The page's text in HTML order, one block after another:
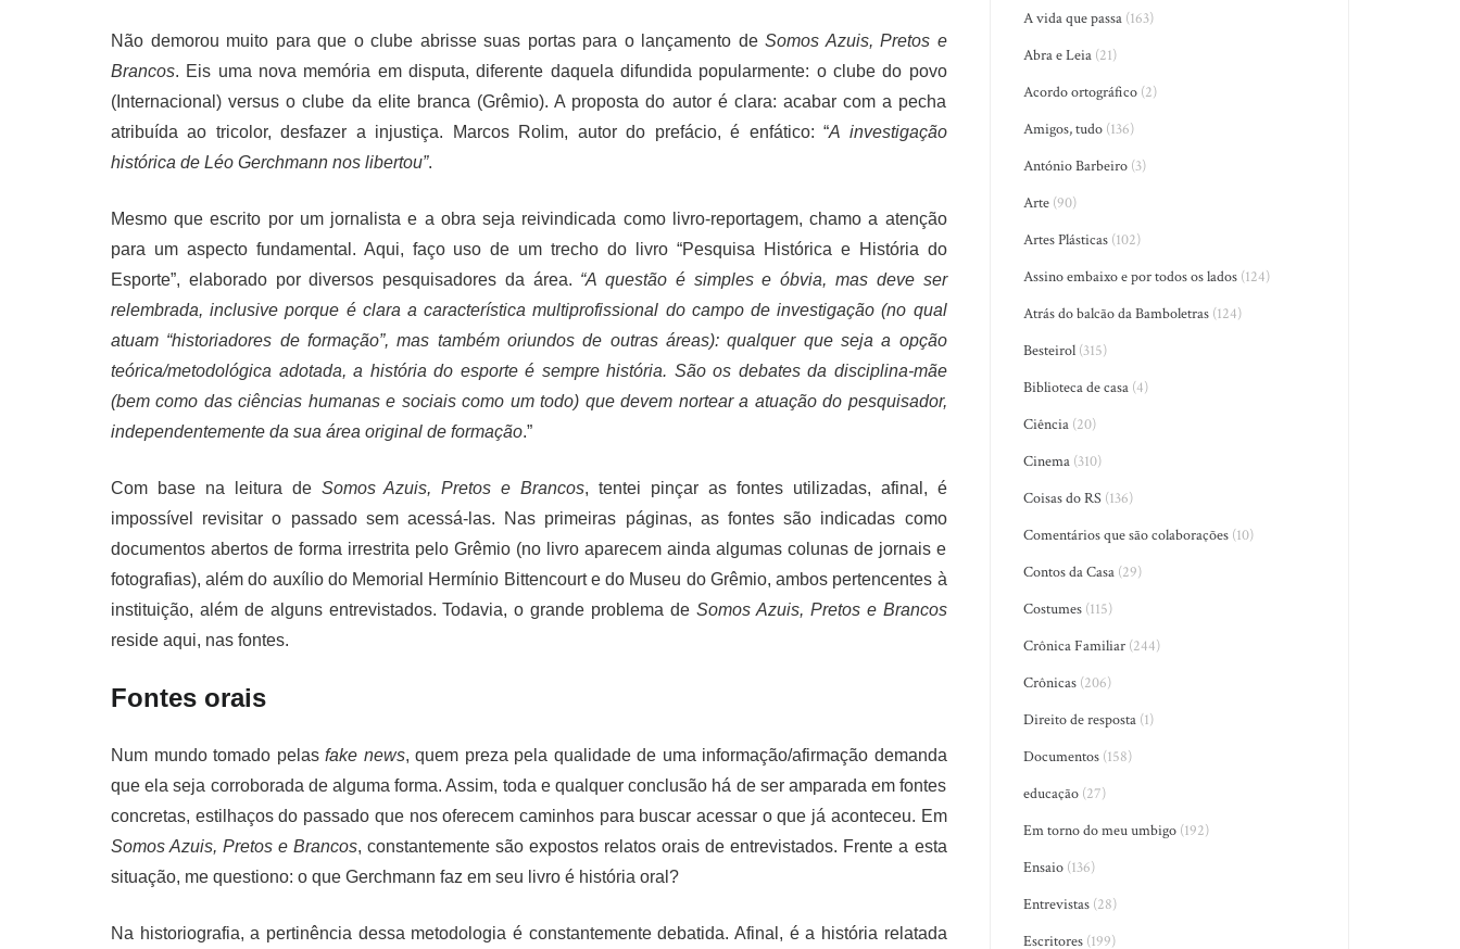
Não demorou muito para que o clube abrisse suas portas para o lançamento de Somos Azuis, Pretos e
Brancos. Eis uma nova memória em disputa, diferente daquela difundida popularmente: o clube do povo
(Internacional) versus o clube da elite branca (Grêmio). A proposta do autor é clara: acabar com a pecha
atribuída ao tricolor, desfazer a injustiça. Marcos Rolim, autor do prefácio, é enfático: “A investigação
histórica de Léo Gerchmann nos libertou”.
Mesmo que escrito por um jornalista e a obra seja reivindicada como livro-reportagem, chamo a atenção
para um aspecto fundamental. Aqui, faço uso de um trecho do livro “Pesquisa Histórica e História do
Esporte”, elaborado por diversos pesquisadores da área. “A questão é simples e óbvia, mas deve ser
relembrada, inclusive porque é clara a característica multiprofissional do campo de investigação (no qual
atuam “historiadores de formação”, mas também oriundos de outras áreas): qualquer que seja a opção
teórica/metodológica adotada, a história do esporte é sempre história. São os debates da disciplina-mãe
(bem como das ciências humanas e sociais como um todo) que devem nortear a atuação do pesquisador,
independentemente da sua área original de formação.”
Com base na leitura de Somos Azuis, Pretos e Brancos, tentei pinçar as fontes utilizadas, afinal, é
impossível revisitar o passado sem acessá-las. Nas primeiras páginas, as fontes são indicadas como
documentos abertos de forma irrestrita pelo Grêmio (no livro aparecem ainda algumas colunas de jornais e
fotografias), além do auxílio do Memorial Hermínio Bittencourt e do Museu do Grêmio, ambos pertencentes à
instituição, além de alguns entrevistados. Todavia, o grande problema de Somos Azuis, Pretos e Brancos
reside aqui, nas fontes.
Fontes orais
Num mundo tomado pelas fake news, quem preza pela qualidade de uma informação/afirmação demanda
que ela seja corroborada de alguma forma. Assim, toda e qualquer conclusão há de ser amparada em fontes
concretas, estilhaços do passado que nos oferecem caminhos para buscar acessar o que já aconteceu. Em
Somos Azuis, Pretos e Brancos, constantemente são expostos relatos orais de entrevistados. Frente a esta
situação, me questiono: o que Gerchmann faz em seu livro é história oral?
Na historiografia, a pertinência dessa metodologia é constantemente debatida. Afinal, é a história relatada
A vida que passa (163)
Abra e Leia (21)
Acordo ortográfico (2)
Amigos, tudo (136)
António Barbeiro (3)
Arte (90)
Artes Plásticas (102)
Assino embaixo e por todos os lados (124)
Atrás do balcão da Bamboletras (124)
Besteirol (315)
Biblioteca de casa (4)
Ciência (20)
Cinema (310)
Coisas do RS (136)
Comentários que são colaborações (10)
Contos da Casa (29)
Costumes (115)
Crônica Familiar (244)
Crônicas (206)
Direito de resposta (1)
Documentos (158)
educação (27)
Em torno do meu umbigo (192)
Ensaio (136)
Entrevistas (28)
Escritores (199)